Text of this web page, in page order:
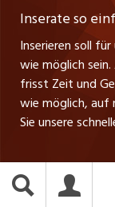
FM1Today
Inserate so
Inserieren soll
wie möglich
frisst Zeit und
wie möglich, auf
Sie unsere